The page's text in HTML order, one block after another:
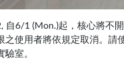
自6/1 (Mon.)起，核心將不
之使用者將依規定取消。請
驗室。